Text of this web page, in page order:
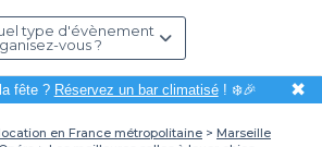
type d'évènement
vous ?
fête ? Réservez un bar climatisé! ❄️🎉 ✖
en France métropolitaine
Marseille